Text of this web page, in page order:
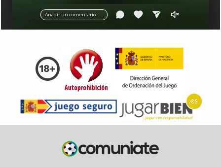
Añadir un comentario ...